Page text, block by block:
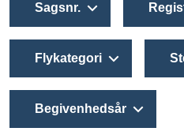
Sagsnr.
Flykategori
Begivenhedsår